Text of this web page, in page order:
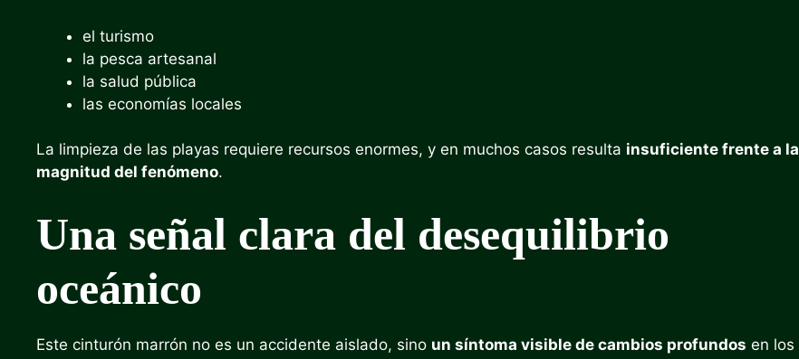
el turismo
la pesca artesanal
la salud pública
las economías locales
La limpieza de las playas requiere recursos enormes, y en muchos casos resulta insuficiente frente a la
magnitud del fenómeno.
Una señal clara del desequilibrio
oceánico
Este cinturón marrón no es un accidente aislado, sino un síntoma visible de cambios profundos en los